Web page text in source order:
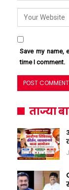
Save my name,
time I comment.
ताज्या